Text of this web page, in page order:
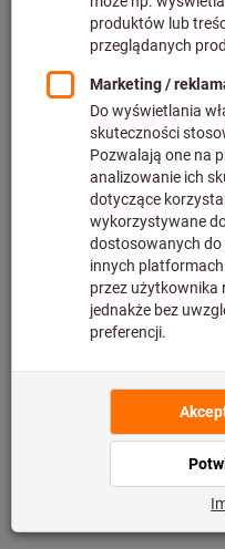
Croatia
Czech Republic
Denmark